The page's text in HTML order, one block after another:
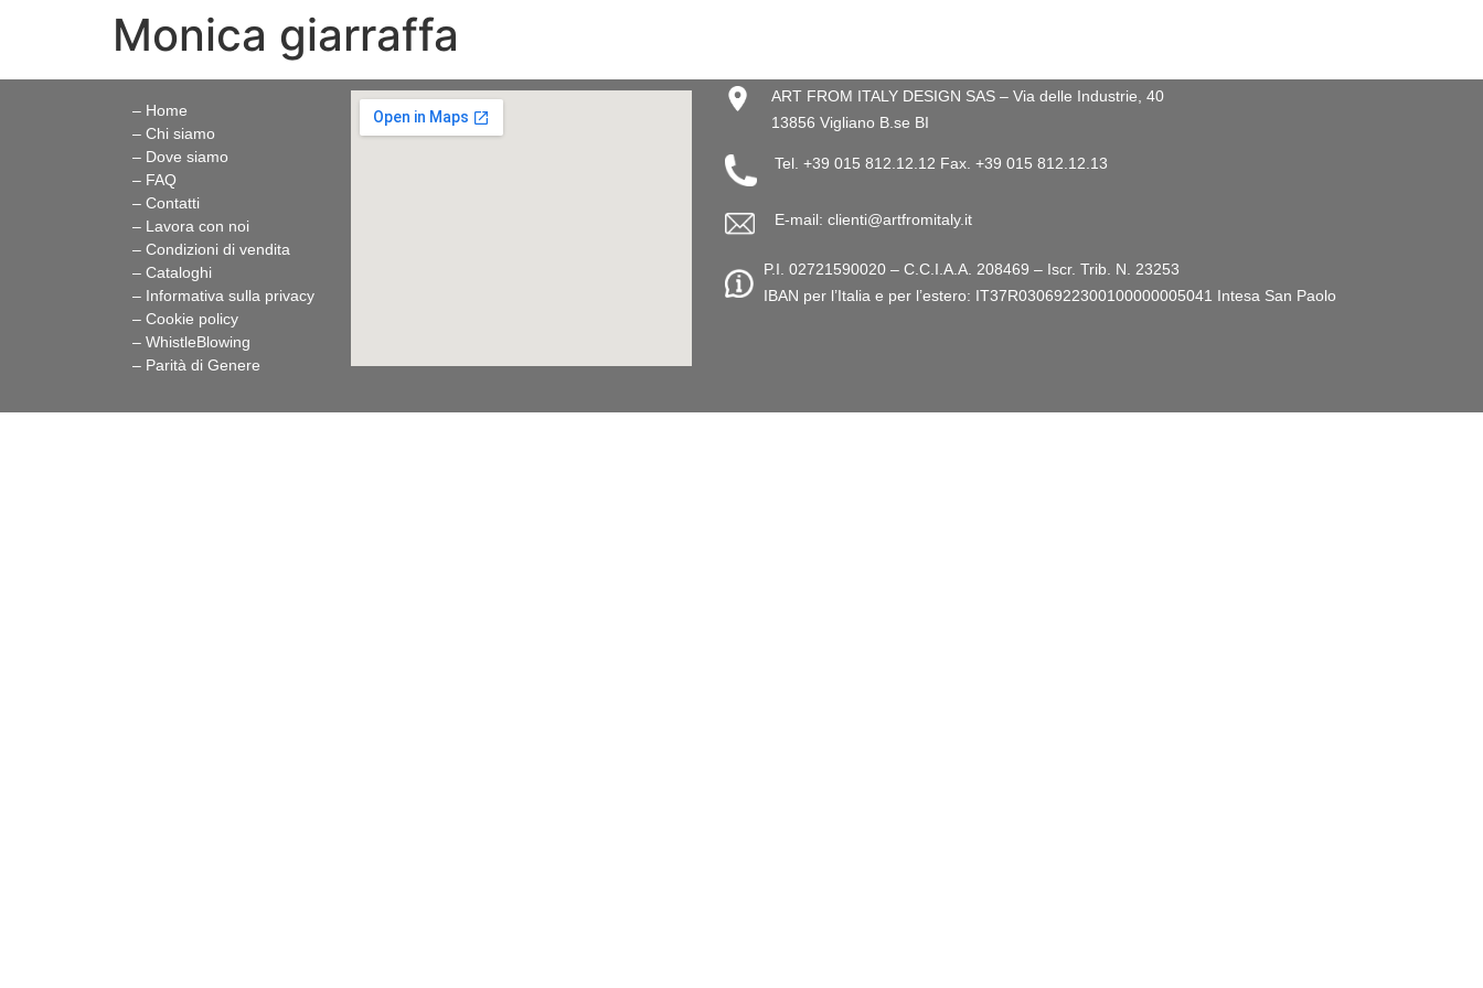
Monica giarraffa
– Home
– Chi siamo
– Dove siamo
– FAQ
– Contatti
– Lavora con noi
– Condizioni di vendita
– Cataloghi
– Informativa sulla privacy
– Cookie policy
– WhistleBlowing
– Parità di Genere
ART FROM ITALY DESIGN SAS – Via delle Industrie, 40
13856 Vigliano B.se BI
Tel. +39 015 812.12.12 Fax. +39 015 812.12.13
E-mail: clienti@artfromitaly.it
P.I. 02721590020 – C.C.I.A.A. 208469 – Iscr. Trib. N. 23253
IBAN per l’Italia e per l’estero: IT37R0306922300100000005041 Intesa San Paolo